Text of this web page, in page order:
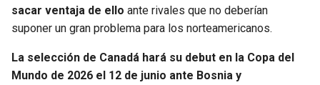
sacar ventaja de ello ante rivales que no deberían
suponer un gran problema para los norteamericanos.
La selección de Canadá hará su debut en la Copa del
Mundo de 2026 el 12 de junio ante Bosnia y